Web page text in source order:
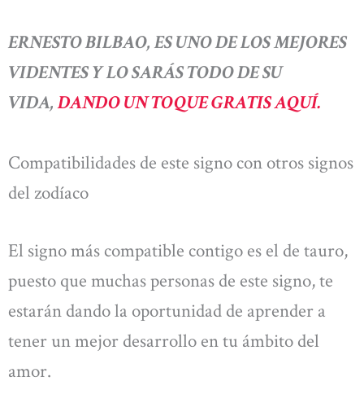
ERNESTO BILBAO, ES UNO DE LOS MEJORES
VIDENTES Y LO SARÁS TODO DE SU
VIDA,DANDO UN TOQUE GRATIS AQUÍ.
Compatibilidades de este signo con otros signos
del zodíaco
El signo más compatible contigo es el de tauro,
puesto que muchas personas de este signo, te
estarán dando la oportunidad de aprender a
tener un mejor desarrollo en tu ámbito del
amor.